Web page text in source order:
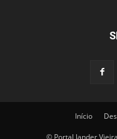
Início
© Portal Jander